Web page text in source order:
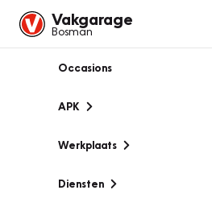
Vakgarage
Bosman
Occasions
APK
Werkplaats
Diensten